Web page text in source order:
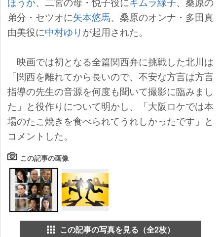
弟分・セツオに矢本悠馬、桑原のオンナ・多田真
由美役に中村ゆりが起用された。
映画では初となる全篇関西弁に挑戦した北川は
「関西を離れてから長いので、不安な方言は方言
指導の先生の音源を何度も聞いて撮影に臨みまし
た」と役作りについて明かし、「大阪ロケでは本
場のたこ焼きを食べられてうれしかったです」と
コメントした。
この記事の画像
この記事の写真を見る（全2枚）